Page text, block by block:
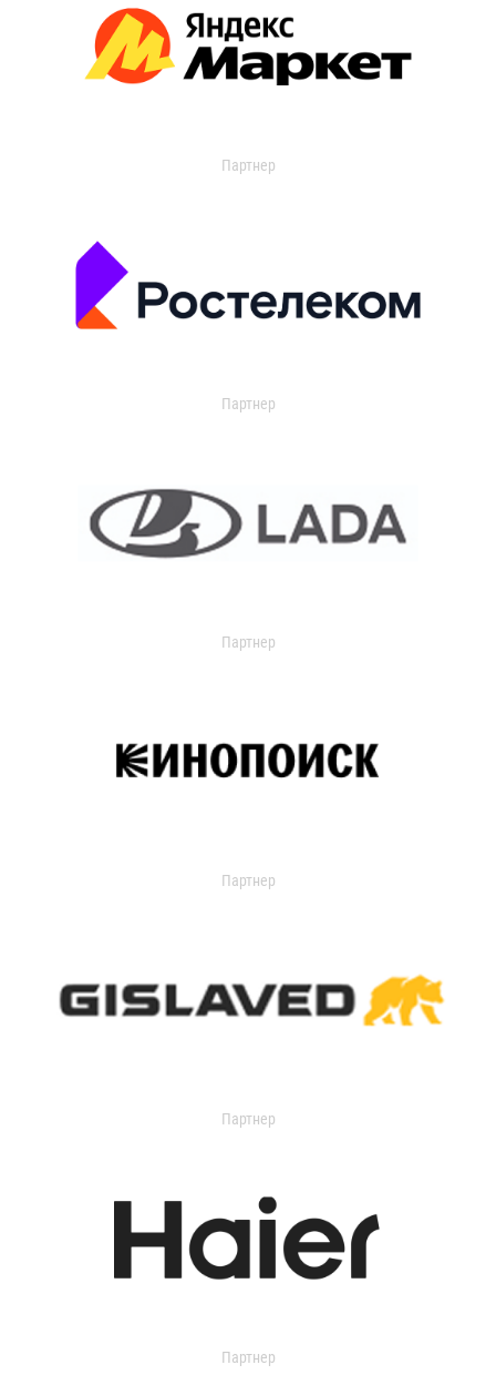
Партнер
Партнер
Партнер
Партнер
Партнер
Партнер